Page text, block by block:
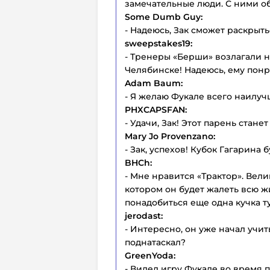
замечательные люди. С ними
Some Dumb Guy:
- Надеюсь, Зак сможет
sweepstakes19:
- Тренеры «Берши» возлагали
Челябинске! Надеюсь, ему
Adam Baum:
- Я желаю Фукале всего
PHXCAPSFAN:
- Удачи, Зак! Этот парень
Mary Jo Provenzano:
- Зак, успехов! Кубок Гагарина
BHCh:
- Мне нравится «Трактор».
котором он будет жалеть всю
понадобиться еще одна кучка
jerodast:
- Интересно, он уже начал
поднатаскал?
GreenYoda: